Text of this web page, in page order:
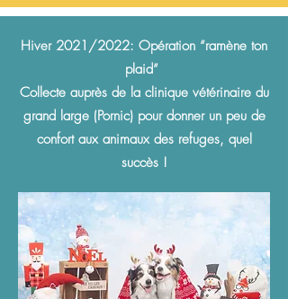
Hiver 2021/2022: Opération “ramène ton
plaid”
Collecte auprès de la clinique vétérinaire du
grand large (Pornic) pour donner un peu de
confort aux animaux des refuges, quel
succès !